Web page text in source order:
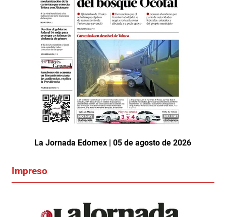
La Jornada Edomex | 05 de agosto de 2026
Impreso